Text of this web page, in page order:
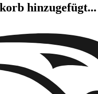
hinzugefügt...